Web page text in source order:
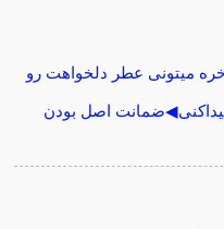
میتونی عطر دلخواهت رو
اصل بودن